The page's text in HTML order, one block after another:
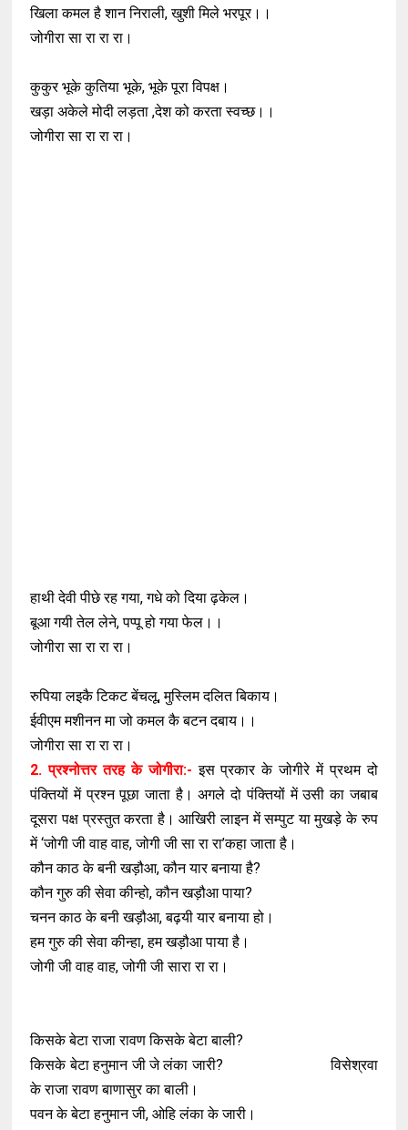
खिला कमल है शान निराली, खुशी मिले भरपूर।।
जोगीरा सा रा रा रा।
कुकुर भूके कुतिया भूके, भूके पूरा विपक्ष।
खड़ा अकेले मोदी लड़ता ,देश को करता स्वच्छ।।
जोगीरा सा रा रा रा।
हाथी देवी पीछे रह गया, गधे को दिया ढ़केल।
बूआ गयी तेल लेने, पप्पू हो गया फेल।।
जोगीरा सा रा रा रा।
रुपिया लइकै टिकट बेंचलू, मुस्लिम दलित बिकाय।
ईवीएम मशीनन मा जो कमल कै बटन दबाय।।
जोगीरा सा रा रा रा।
2. प्रश्नोत्तर तरह के जोगीरा:- इस प्रकार के जोगीरे में प्रथम दो
पंक्तियों में प्रश्न पूछा जाता है। अगले दो पंक्तियों में उसी का जबाब
दूसरा पक्ष प्रस्तुत करता है। आखिरी लाइन में सम्पुट या मुखड़े के रुप
में ‘जोगी जी वाह वाह, जोगी जी सा रा रा’कहा जाता है।
कौन काठ के बनी खड़ौआ, कौन यार बनाया है?
कौन गुरु की सेवा कीन्हो, कौन खड़ौआ पाया?
चनन काठ के बनी खड़ौआ, बढ़यी यार बनाया हो।
हम गुरु की सेवा कीन्हा, हम खड़ौआ पाया है।
जोगी जी वाह वाह, जोगी जी सारा रा रा।
किसके बेटा राजा रावण किसके बेटा बाली?
किसके बेटा हनुमान जी जे लंका जारी?
विसेश्रवा
के राजा रावण बाणासुर का बाली।
पवन के बेटा हनुमान जी, ओहि लंका के जारी।